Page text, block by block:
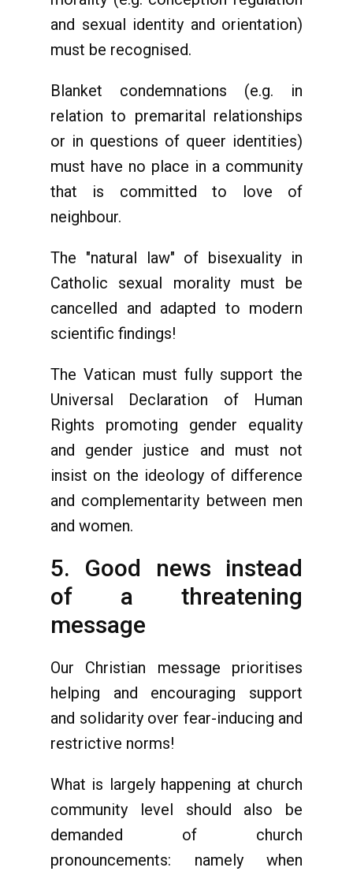
and sexual identity and orientation)
must be recognised.
Blanket condemnations (e.g. in
relation to premarital relationships
or in questions of queer identities)
must have no place in a community
that is committed to love of
neighbour.
The "natural law" of bisexuality in
Catholic sexual morality must be
cancelled and adapted to modern
scientific findings!
The Vatican must fully support the
Universal Declaration of Human
Rights promoting gender equality
and gender justice and must not
insist on the ideology of difference
and complementarity between men
and women.
5. Good news instead
of a threatening
message
Our Christian message prioritises
helping and encouraging support
and solidarity over fear-inducing and
restrictive norms!
What is largely happening at church
community level should also be
demanded of church
pronouncements: namely when